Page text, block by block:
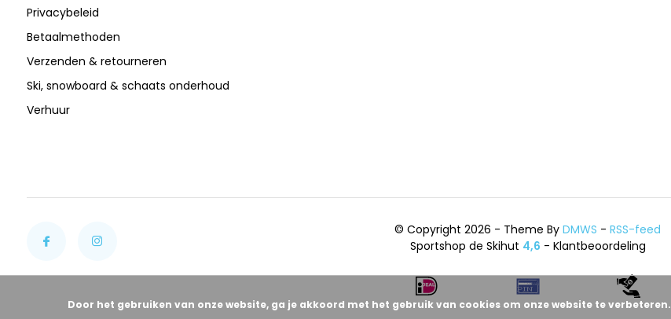
Privacybeleid
Betaalmethoden
Verzenden & retourneren
Ski, snowboard & schaats onderhoud
Verhuur
© Copyright 2026 - Theme ByDMWS -RSS-feed
Sportshop de Skihut 4,6 - Klantbeoordeling
Door het gebruiken van onze website, ga je akkoord met het gebruik van cookies om onze website te verbeteren.